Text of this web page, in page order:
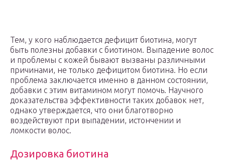
Тем, у кого наблюдается дефицит биотина, могут
быть полезны добавки с биотином. Выпадение волос
и проблемы с кожей бывают вызваны различными
причинами, не только дефицитом биотина. Но если
проблема заключается именно в данном состоянии,
добавки с этим витамином могут помочь. Научного
доказательства эффективности таких добавок нет,
однако утверждается, что они благотворно
воздействуют при выпадении, истончении и
ломкости волос.
Дозировка биотина